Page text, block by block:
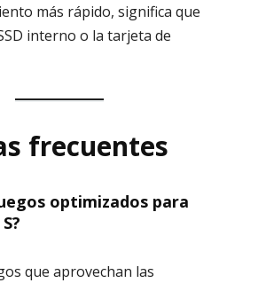
más rápido, significa que
interno o la tarjeta de
frecuentes
optimizados para
que aprovechan las